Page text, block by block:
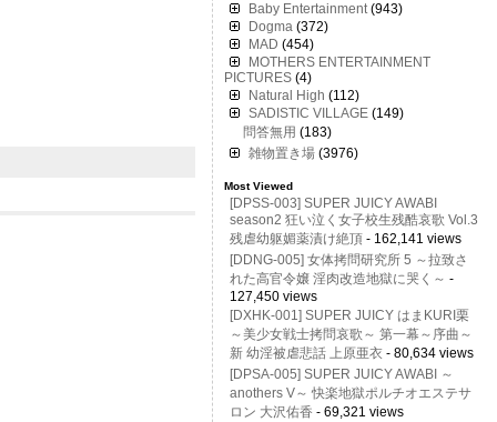
Baby Entertainment(943)
Dogma(372)
MAD (454)
MOTHERS ENTERTAINMENT
PICTURES(4)
Natural High (112)
SADISTIC VILLAGE(149)
問答無用 (183)
雑物置き場(3976)
Most Viewed
[DPSS-003] SUPER JUICY AWABI
season2 狂い泣く女子校生残酷哀歌 Vol.3
残虐幼躯媚薬漬け絶頂- 162,141 views
[DDNG-005] 女体拷問研究所 5 ～拉致さ
れた高官令嬢 淫肉改造地獄に哭く～ -
127,450 views
[DXHK-001] SUPER JUICY はまKURI栗
～美少女戦士拷問哀歌～ 第一幕～序曲～
新 幼淫被虐悲話 上原亜衣- 80,634 views
[DPSA-005] SUPER JUICY AWABI ～
anothers V～ 快楽地獄ポルチオエステサ
ロン 大沢佑香- 69,321 views